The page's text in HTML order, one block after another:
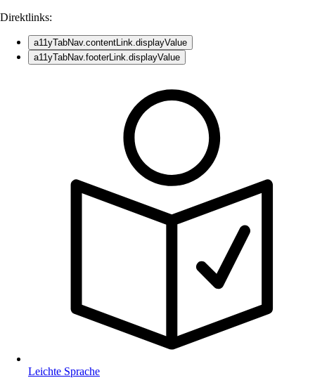
Direktlinks:
a11yTabNav.contentLink.displayValue
a11yTabNav.footerLink.displayValue
Leichte Sprache